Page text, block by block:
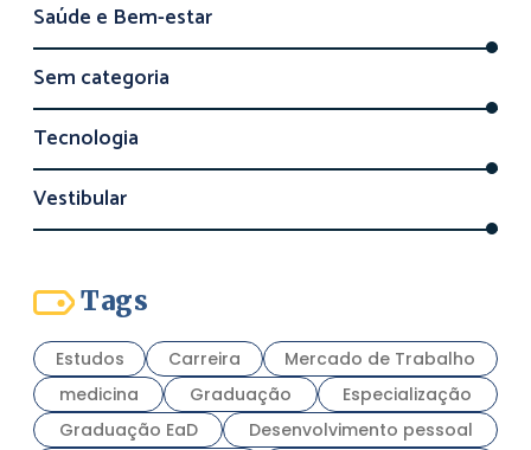
Saúde e Bem-estar
Sem categoria
Tecnologia
Vestibular
Tags
Estudos Carreira
Mercado de Trabalho
medicina
Graduação
Especialização
Graduação EaD
Desenvolvimento pessoal